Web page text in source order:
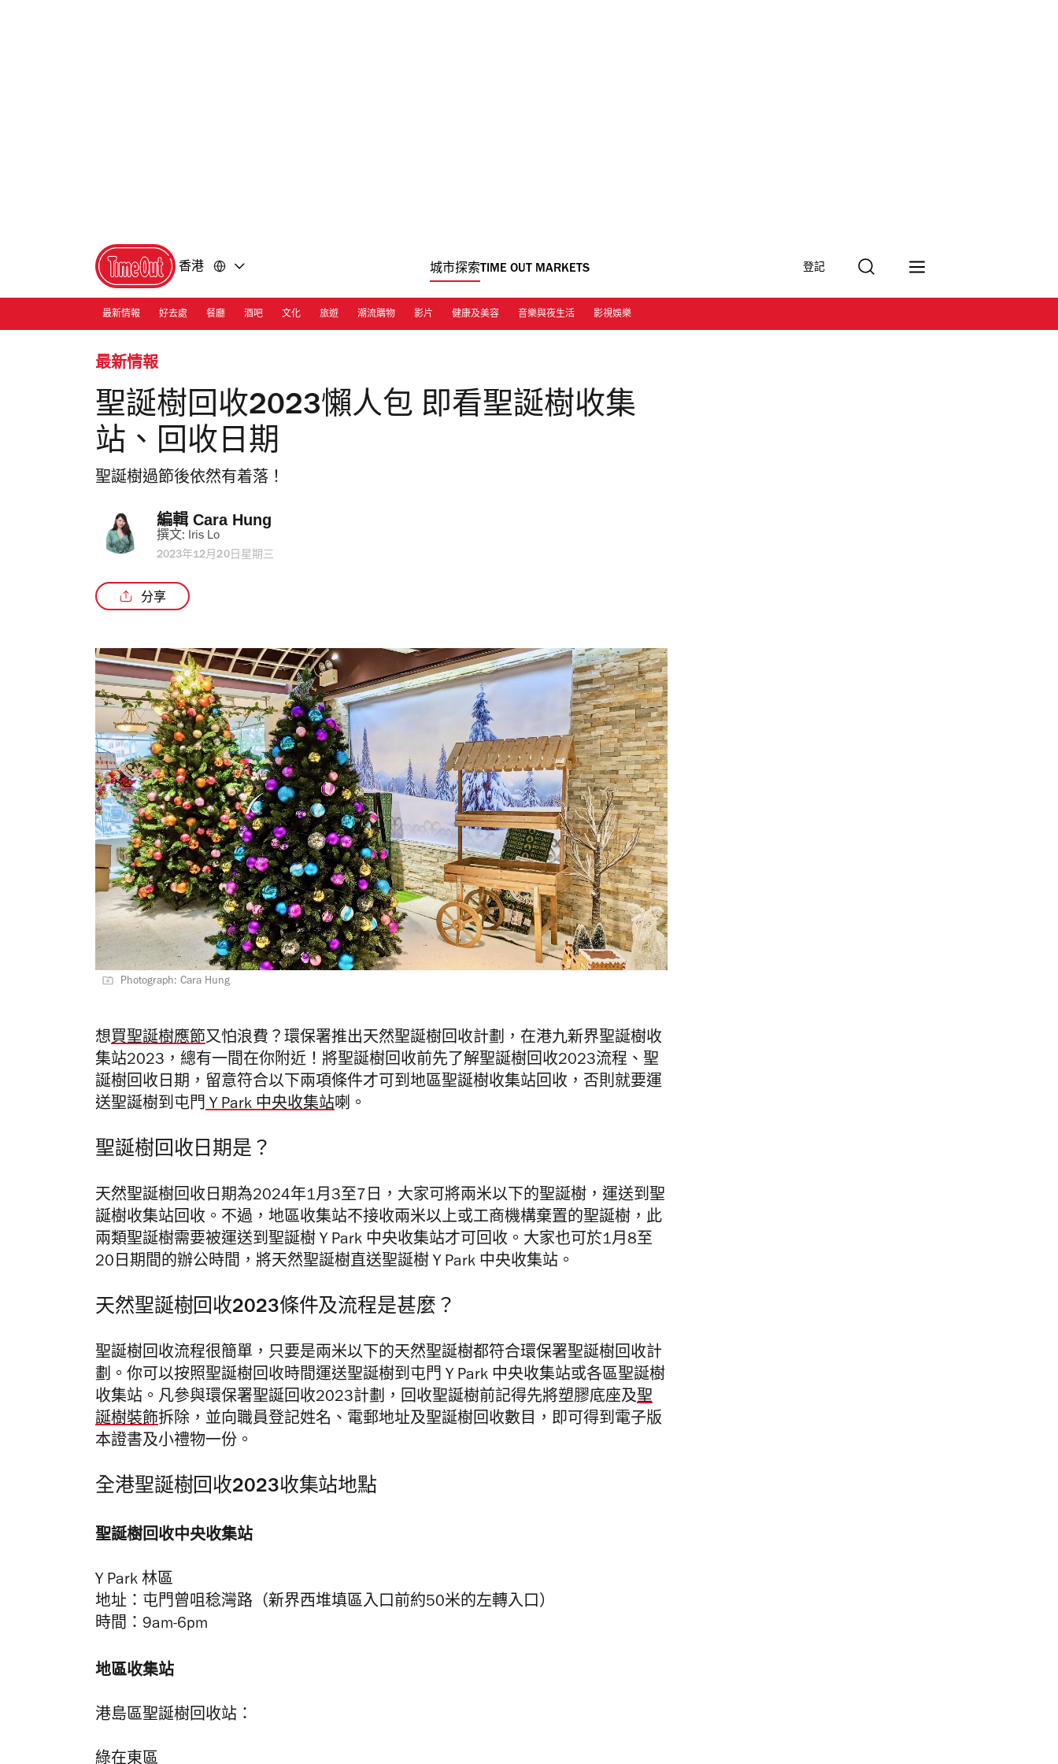
香港 城市探索TIME OUT MARKETS 登記
最新情報 好去處 餐廳 酒吧 文化 旅遊 潮流購物 影片 健康及美容 音樂與夜生活 影視娛樂
最新情報
聖誕樹回收2023懶人包 即看聖誕樹收集
站、回收日期
聖誕樹過節後依然有着落！
編輯 Cara Hung
撰文: Iris Lo
2023年12月20日星期三
分享
Photograph: Cara Hung
想買聖誕樹應節又怕浪費？環保署推出天然聖誕樹回收計劃，在港九新界聖誕樹收
集站2023，總有一間在你附近！將聖誕樹回收前先了解聖誕樹回收2023流程、聖
誕樹回收日期，留意符合以下兩項條件才可到地區聖誕樹收集站回收，否則就要運
送聖誕樹到屯門Y Park 中央收集站喇。
聖誕樹回收日期是？
天然聖誕樹回收日期為2024年1月3至7日，大家可將兩米以下的聖誕樹，運送到聖
誕樹收集站回收。不過，地區收集站不接收兩米以上或工商機構棄置的聖誕樹，此
兩類聖誕樹需要被運送到聖誕樹 Y Park 中央收集站才可回收。大家也可於1月8至
20日期間的辦公時間，將天然聖誕樹直送聖誕樹 Y Park 中央收集站。
天然聖誕樹回收2023條件及流程是甚麼？
聖誕樹回收流程很簡單，只要是兩米以下的天然聖誕樹都符合環保署聖誕樹回收計
劃。你可以按照聖誕樹回收時間運送聖誕樹到屯門 Y Park 中央收集站或各區聖誕樹
收集站。凡參與環保署聖誕回收2023計劃，回收聖誕樹前記得先將塑膠底座及聖
誕樹裝飾拆除，並向職員登記姓名、電郵地址及聖誕樹回收數目，即可得到電子版
本證書及小禮物一份。
全港聖誕樹回收2023收集站地點
聖誕樹回收中央收集站
Y Park 林區
地址：屯門曾咀稔灣路（新界西堆填區入口前約50米的左轉入口）
時間：9am-6pm
地區收集站
港島區聖誕樹回收站：
綠在東區